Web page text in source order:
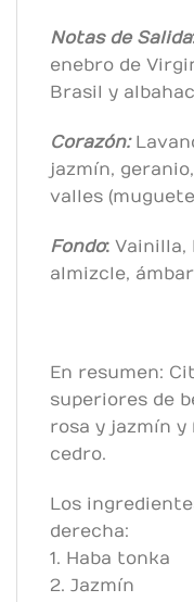
Notas de Salida
enebro de
Brasil y
Corazón:
jazmín,
valles
Fondo: Vainilla,
almizcle,
En resumen:
superiores de
rosa y jazmín y
cedro.
Los
derecha:
1. Haba tonka
2. Jazmín